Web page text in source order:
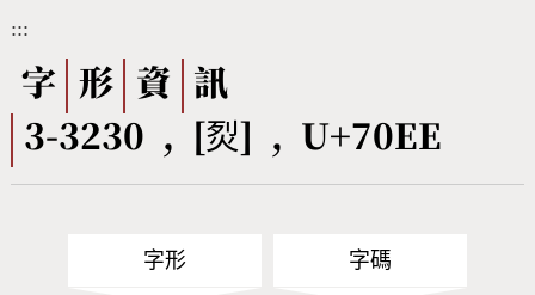
筆順序查詢
CNS查詢 Unicode查詢
字形下載
熱門查詢統計
:::
字 形 資
訊
3-3230 , [烮] , U+70EE
字形 字碼